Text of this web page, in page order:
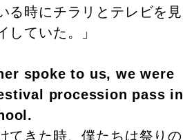
る時にチラリとテレビを見
していた。」
spoke to us, we were
procession pass in
てきた時、僕たちは祭りの